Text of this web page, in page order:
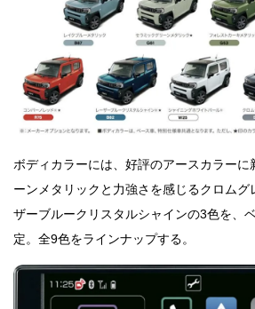
ボディカラーには、好評のアースカラーに
ーンメタリックと力強さを感じるクロムグ
ザーブルークリスタルシャインの3色を、
定。全9色をラインナップする。